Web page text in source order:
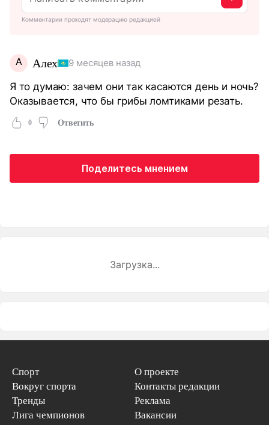
Комментарии проходят модерацию редакцией
А Алех 9 месяцев назад
Я то думаю: зачем они так касаются день и ночь?
Оказывается, что бы грибы ломтиками резать.
0 Ответить
Поделитесь мнением
Загрузка...
Спорт
Вокруг спорта
Тренды
Лига чемпионов
О проекте
Контакты редакции
Реклама
Вакансии